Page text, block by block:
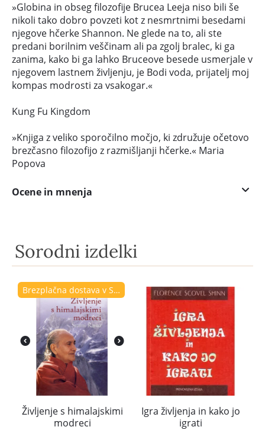
»Globina in obseg filozofije Brucea Leeja niso bili še
nikoli tako dobro povzeti kot z nesmrtnimi besedami
njegove hčerke Shannon. Ne glede na to, ali ste
predani borilnim veščinam ali pa zgolj bralec, ki ga
zanima, kako bi ga lahko Bruceove besede usmerjale v
njegovem lastnem življenju, je Bodi voda, prijatelj moj
kompas modrosti za vsakogar.«
Kung Fu Kingdom
»Knjiga z veliko sporočilno močjo, ki združuje očetovo
brezčasno filozofijo z razmišljanji hčerke.« Maria
Popova
Ocene in mnenja
Sorodni izdelki
Brezplačna dostava v Sloveniji
Življenje s himalajskimi
modreci
Igra življenja in kako jo
igrati